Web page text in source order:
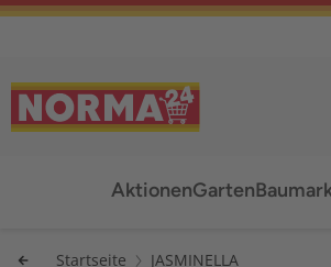
AktionenGarten
Startseite JASMINELLA